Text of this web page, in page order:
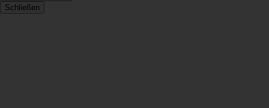
Schließen